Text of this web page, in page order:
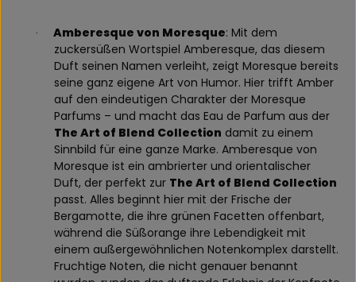
· Amberesque von Moresque: Mit dem
zuckersüßen Wortspiel Amberesque, das diesem
Duft seinen Namen verleiht, zeigt Moresque bereits
seine ganz eigene Art von Humor. Hier trifft Amber
auf den eindeutigen Charakter der Moresque
Parfums – und macht das Eau de Parfum aus der
The Art of Blend Collection damit zu einem
Sinnbild für eine ganze Marke. Amberesque von
Moresque ist ein ambrierter und orientalischer
Duft, der perfekt zur The Art of Blend Collection
passt. Alles beginnt hier mit der Frische der
Bergamotte, die ihre grünen Facetten offenbart,
während die Süßorange ihre Lebendigkeit mit
einem außergewöhnlichen Notenkomplex darstellt.
Fruchtige Noten, die nicht genauer benannt